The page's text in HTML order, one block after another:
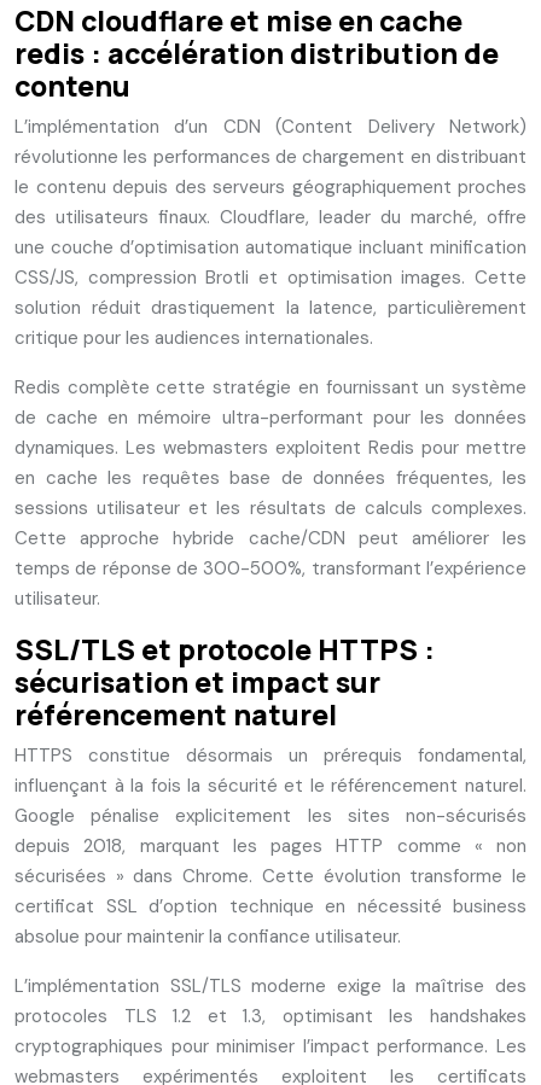
CDN cloudflare et mise en cache
redis : accélération distribution de
contenu
L’implémentation d’un CDN (Content Delivery Network)
révolutionne les performances de chargement en distribuant
le contenu depuis des serveurs géographiquement proches
des utilisateurs finaux. Cloudflare, leader du marché, offre
une couche d’optimisation automatique incluant minification
CSS/JS, compression Brotli et optimisation images. Cette
solution réduit drastiquement la latence, particulièrement
critique pour les audiences internationales.
Redis complète cette stratégie en fournissant un système
de cache en mémoire ultra-performant pour les données
dynamiques. Les webmasters exploitent Redis pour mettre
en cache les requêtes base de données fréquentes, les
sessions utilisateur et les résultats de calculs complexes.
Cette approche hybride cache/CDN peut améliorer les
temps de réponse de 300-500%, transformant l’expérience
utilisateur.
SSL/TLS et protocole HTTPS :
sécurisation et impact sur
référencement naturel
HTTPS constitue désormais un prérequis fondamental,
influençant à la fois la sécurité et le référencement naturel.
Google pénalise explicitement les sites non-sécurisés
depuis 2018, marquant les pages HTTP comme « non
sécurisées » dans Chrome. Cette évolution transforme le
certificat SSL d’option technique en nécessité business
absolue pour maintenir la confiance utilisateur.
L’implémentation SSL/TLS moderne exige la maîtrise des
protocoles TLS 1.2 et 1.3, optimisant les handshakes
cryptographiques pour minimiser l’impact performance. Les
webmasters expérimentés exploitent les certificats